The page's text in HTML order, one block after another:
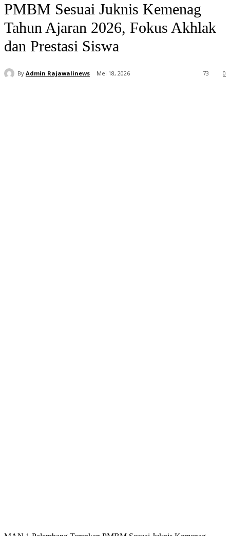
PMBM Sesuai Juknis Kemenag
Tahun Ajaran 2026, Fokus Akhlak
dan Prestasi Siswa
By Admin Rajawalinews Mei 18, 2026 0
73